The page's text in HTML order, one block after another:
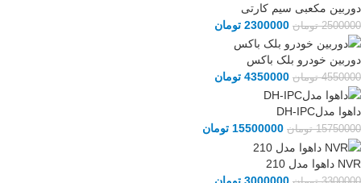
دوربین مکعبی سیم کارتی
2500000 تومان 2300000 تومان
دوربین خودرو بلک باکس
4550000 تومان 4350000 تومان
داهوا مدلDH-IPC
15750000 تومان 15500000 تومان
NVR داهوا مدل 210
3000000 تومان